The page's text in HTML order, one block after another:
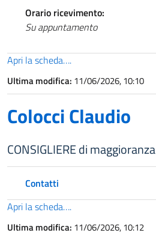
Orario ricevimento:
Su appuntamento
Apri la scheda….
Ultima modifica: 11/06/2026, 10:10
Colocci Claudio
CONSIGLIERE di maggioranza
Contatti
Apri la scheda….
Ultima modifica: 11/06/2026, 10:12